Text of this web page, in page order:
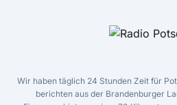
Wir haben täglich 24 Stunden Zeit für
berichten aus der Brandenburger